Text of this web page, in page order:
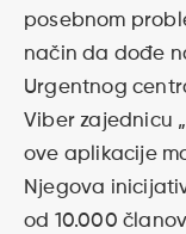
posebnom
način da dođe
Urgentnog
Viber zajednicu
ove aplikacije
Njegova
od 10.000